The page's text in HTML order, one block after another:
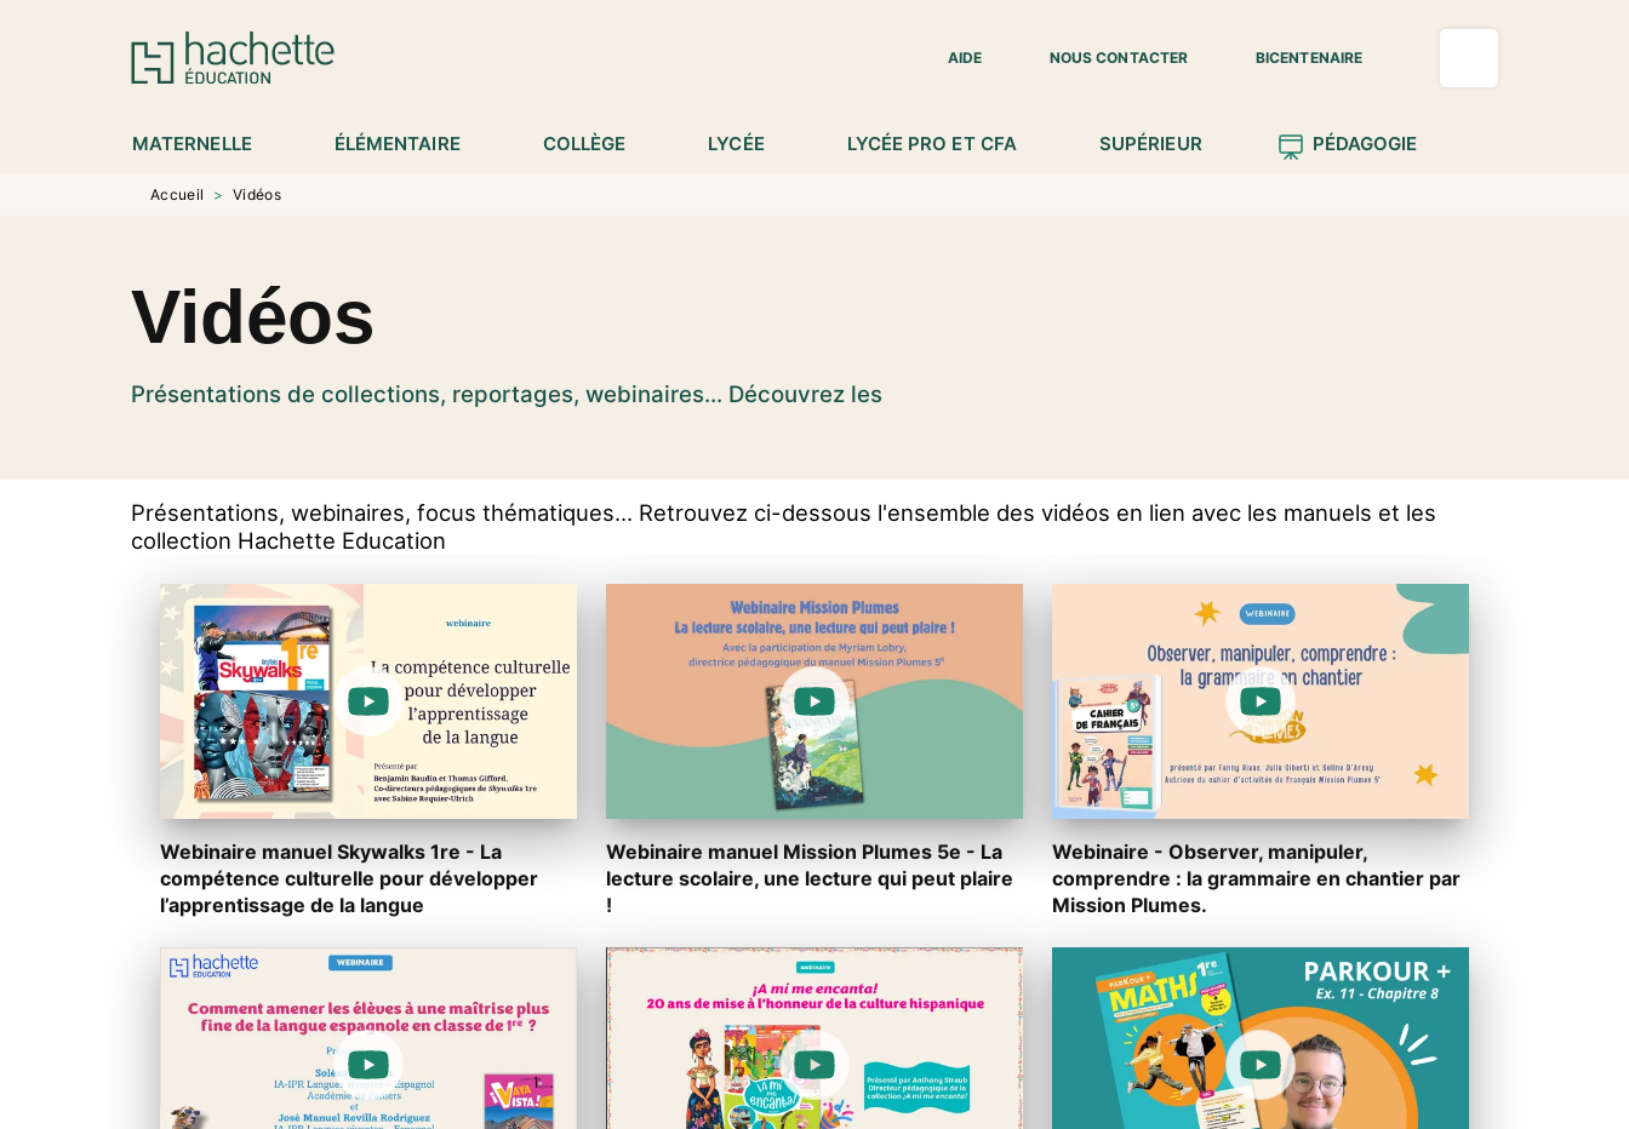
MENU RECHERCHE
AIDE
NOUS CONTACTER BICENTENAIRE
MATERNELLE ÉLÉMENTAIRE COLLÈGE LYCÉE LYCÉE PRO ET CFA SUPÉRIEUR PÉDAGOGIE
Accueil > Vidéos
Vidéos
Présentations de collections, reportages, webinaires... Découvrez les
Présentations, webinaires, focus thématiques... Retrouvez ci-dessous l'ensemble des vidéos en lien avec les manuels et les
collection Hachette Education
Webinaire manuel Skywalks 1re - La
compétence culturelle pour développer
l’apprentissage de la langue
Webinaire manuel Mission Plumes 5e - La
lecture scolaire, une lecture qui peut plaire
!
Webinaire - Observer, manipuler,
comprendre : la grammaire en chantier par
Mission Plumes.